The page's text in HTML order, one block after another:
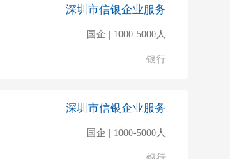
深圳市信银企业服务
国企 | 1000-5000人
银行
深圳市信银企业服务
国企 | 1000-5000人